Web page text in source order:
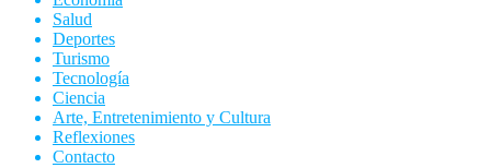
Salud
Deportes
Turismo
Tecnología
Ciencia
Arte, Entretenimiento y Cultura
Reflexiones
Contacto